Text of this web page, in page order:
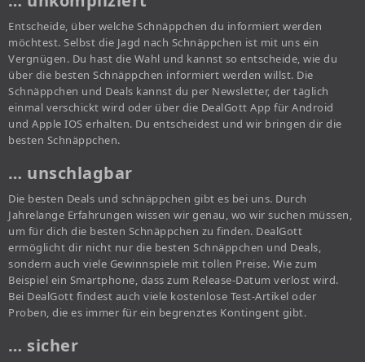
Entscheide, über welche Schnäppchen du informiert werden
möchtest. Selbst die Jagd nach Schnäppchen ist mit uns ein
Vergnügen. Du hast die Wahl und kannst so entscheide, wie du
über die besten Schnäppchen informiert werden willst. Die
Schnäppchen und Deals kannst du per Newsletter, der täglich
einmal verschickt wird oder über die DealGott App für Android
und Apple IOS erhalten. Du entscheidest und wir bringen dir die
besten Schnäppchen.
… unschlagbar
Die besten Deals und schnäppchen gibt es bei uns. Durch
Jahrelange Erfahrungen wissen wir genau, wo wir suchen müssen,
um für dich die besten Schnäppchen zu finden. DealGott
ermöglicht dir nicht nur die besten Schnäppchen und Deals,
sondern auch viele Gewinnspiele mit tollen Preise. Wie zum
Beispiel ein Smartphone, dass zum Release-Datum verlost wird.
Bei DealGott findest auch viele kostenlose Test-Artikel oder
Proben, die es immer für ein begrenztes Kontingent gibt.
… sicher